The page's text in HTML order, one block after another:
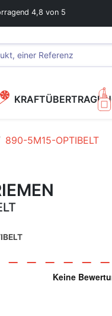
4,8 von 5
890-5M15-OPTIBELT